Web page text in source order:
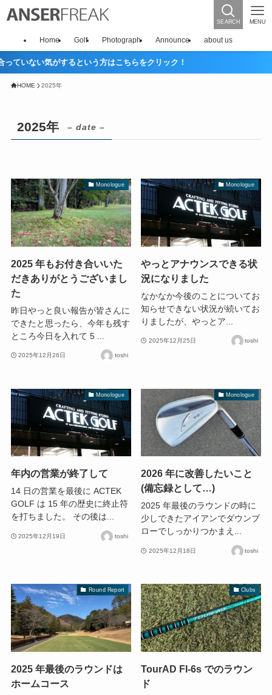
SEARCH MENU
Home Golf Photograph Announce about us
い気がするという方はこちらをクリック！
HOME 2025年
2025年 – date –
Monologue
2025 年もお付き合いいた
だきありがとうございまし
た
昨日やっと良い報告が皆さんに
できたと思ったら、今年も残す
ところ今日を入れて 5 ...
2025年12月26日 toshi
Monologue
やっとアナウンスできる状
況になりました
なかなか今後のことについてお
知らせできない状況が続いてお
りましたが、やっとア...
2025年12月25日 toshi
Monologue
年内の営業が終了して
14 日の営業を最後に ACTEK
GOLF は 15 年の歴史に終止符
を打ちました。 その後は...
2025年12月19日 toshi
Monologue
2026 年に改善したいこと
(備忘録として…)
2025 年最後のラウンドの時に
少しできたアイアンでダウンブ
ローでしっかりつかまえ...
2025年12月18日 toshi
Round Report
2025 年最後のラウンドは
ホームコース
Clubs
TourAD FI-6s でのラウン
ド